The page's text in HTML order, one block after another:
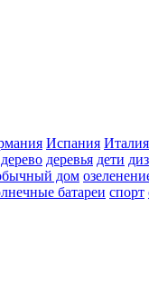
Испания Италия
дерево деревья дети
дом
батареи спорт